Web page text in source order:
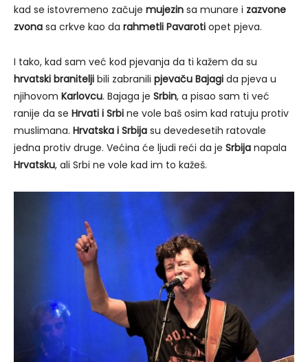
kad se istovremeno začuje mujezin sa munare i zazvone
zvona sa crkve kao da rahmetli Pavaroti opet pjeva.
I tako, kad sam već kod pjevanja da ti kažem da su
hrvatski branitelji bili zabranili pjevaču Bajagi da pjeva u
njihovom Karlovcu. Bajaga je Srbin, a pisao sam ti već
ranije da se Hrvati i Srbi ne vole baš osim kad ratuju protiv
muslimana. Hrvatska i Srbija su devedesetih ratovale
jedna protiv druge. Većina će ljudi reći da je Srbija napala
Hrvatsku, ali Srbi ne vole kad im to kažeš.